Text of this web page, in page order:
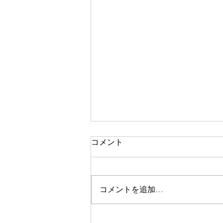
NO.615 モーリスF-12D
コメント
コメントを追加…